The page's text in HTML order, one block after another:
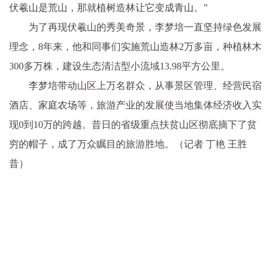
伏羲山是荒山，那就植树造林让它变成青山。”
为了再现伏羲山的秀美奇景，李梦培一直坚持绿色发展
理念，8年来，他和同事们实施荒山造林2万多亩，种植林木
300多万株，建设生态清洁型小流域13.98平方公里。
李梦培带动山区上万名群众，从事景区管理、经营民宿
酒店、家庭农场等，旅游产业的发展使当地集体经济收入实
现0到10万的跨越。昔日的省级重点扶贫山区彻底摘下了贫
穷的帽子，成了万众瞩目的旅游胜地。（记者 丁艳 王胜
昔）